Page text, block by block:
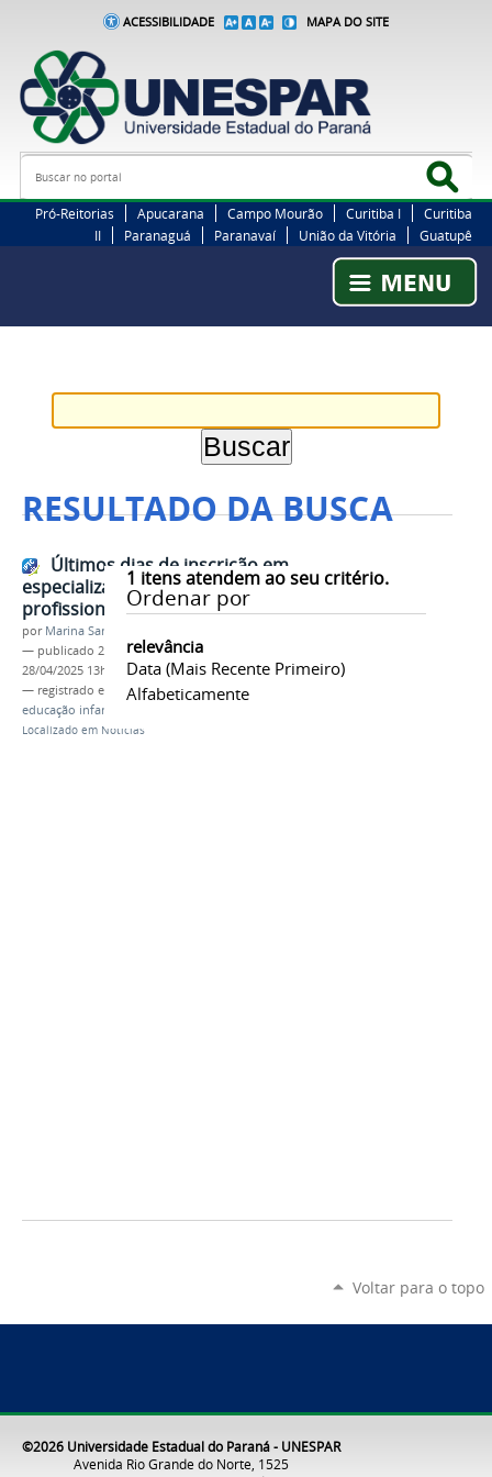
ACESSIBILIDADE MAPA DO SITE
Busca
Pró-Reitorias Apucarana Campo Mourão Curitiba I
Curitiba
II
Paranaguá Paranavaí União da Vitória Guatupê
RESULTADO DA BUSCA
1 itens atendem ao seu critério.
Ordenar por
relevância
Data (mais Recente Primeiro)
Alfabeticamente
Últimos dias de inscrição em
especialização voltada para
profissionais da educação infantil
por Marina Santos Daum
— publicado 28/04/2025—última modificação
28/04/2025 13h52
— registrado em:
paranaguá,especialização
educação infantil
Localizado em Notícias
Voltar para o topo
©2026 Universidade Estadual do Paraná - UNESPAR
Avenida Rio Grande do Norte, 1525